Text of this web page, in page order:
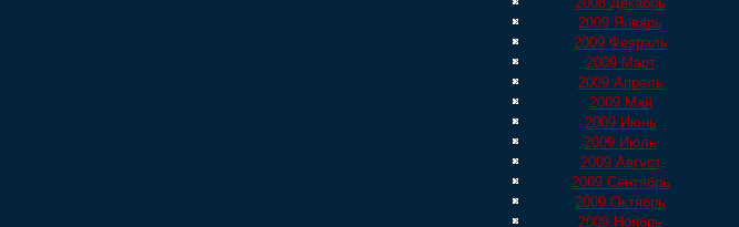
2009 Январь
2009 Февраль
2009 Март
2009 Апрель
2009 Май
2009 Июнь
2009 Июль
2009 Август
2009 Сентябрь
2009 Октябрь
2009 Ноябрь